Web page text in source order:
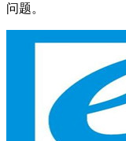
问题。